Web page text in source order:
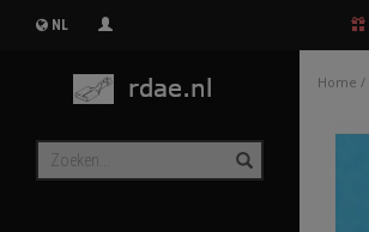
NL
Home /